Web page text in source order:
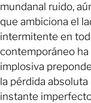
mundanal ruido,
que ambiciona el
intermitente en
contemporáneo
implosiva
la pérdida
instante